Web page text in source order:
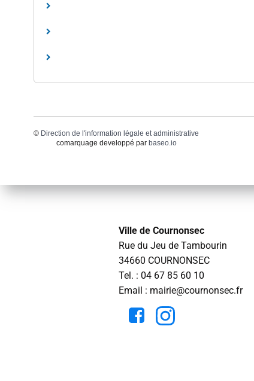
© Direction de l'information légale et administrative
comarquage developpé par baseo.io
Ville de Cournonsec
Rue du Jeu de Tambourin
34660 COURNONSEC
Tel. : 04 67 85 60 10
Email : mairie@cournonsec.fr